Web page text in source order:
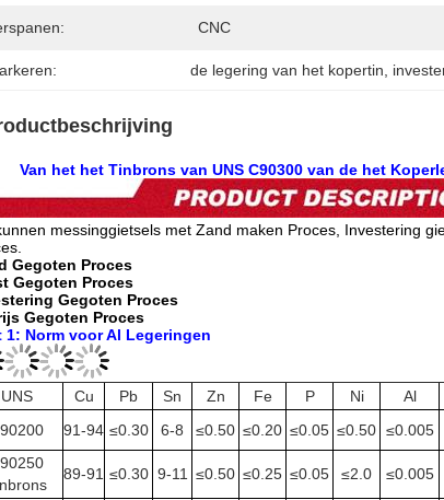
CNC
de legering van het kopertin
Van het het Tinbrons van UNS C90300 van de het
messinggietsels met Zand maken Proces, Investering
Gegoten Proces
Gegoten Proces
Gegoten Proces
Gegoten Proces
1: Norm voor Al Legeringen
UNS Cu Pb Sn Zn Fe P Ni Al
91-94 ≤0.30 6-8 ≤0.50 ≤0.20 ≤0.05 ≤0.50 ≤0.005
89-91 ≤0.30 9-11 ≤0.50 ≤0.25 ≤0.05 ≤2.0 ≤0.005